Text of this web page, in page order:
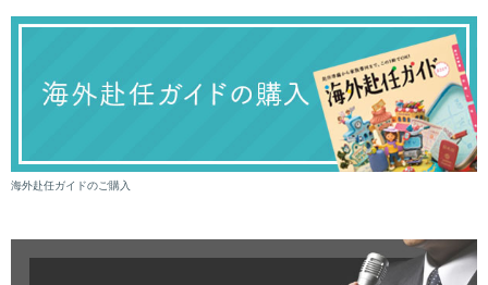
海外赴任ガイドのご購入